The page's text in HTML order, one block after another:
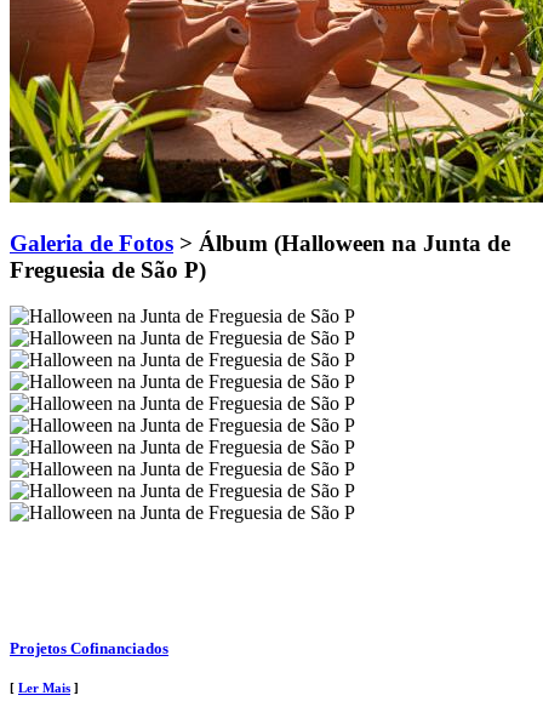
Galeria de Fotos > Álbum (Halloween na Junta de
Freguesia de São P)
Projetos Cofinanciados
[ Ler Mais ]